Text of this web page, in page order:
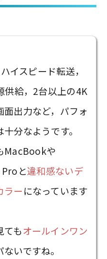
イスピード転送，
供給，2台以上の4K
面出力など，パフォ
分なようです。
MacBookや
と違和感ないデ
ラーになっています
てもオールインワン
いですね。